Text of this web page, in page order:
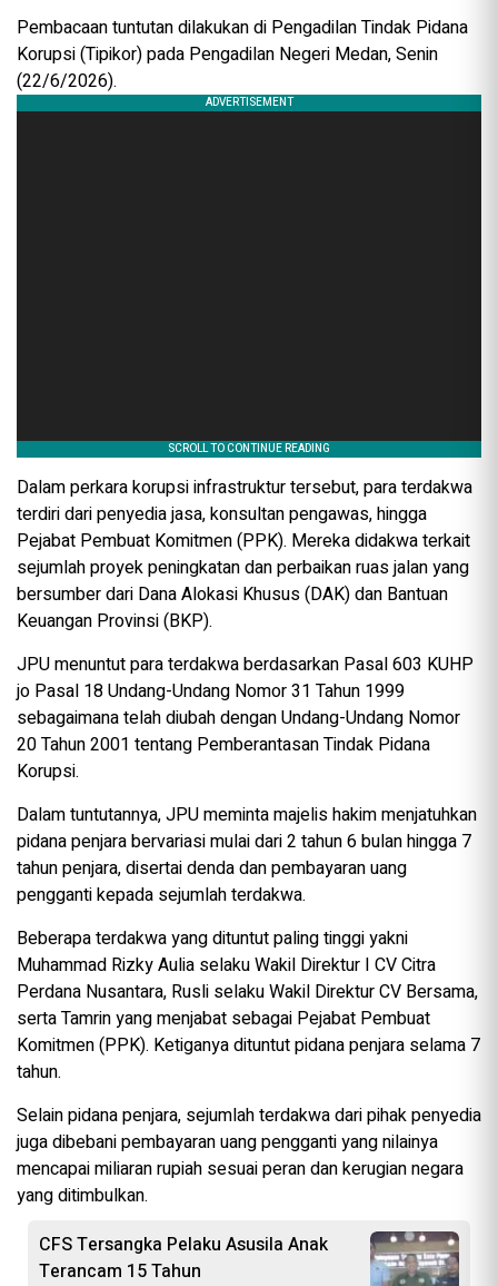
Pembacaan tuntutan dilakukan di Pengadilan Tindak Pidana
Korupsi (Tipikor) pada Pengadilan Negeri Medan, Senin
(22/6/2026).
Dalam perkara korupsi infrastruktur tersebut, para terdakwa
terdiri dari penyedia jasa, konsultan pengawas, hingga
Pejabat Pembuat Komitmen (PPK). Mereka didakwa terkait
sejumlah proyek peningkatan dan perbaikan ruas jalan yang
bersumber dari Dana Alokasi Khusus (DAK) dan Bantuan
Keuangan Provinsi (BKP).
JPU menuntut para terdakwa berdasarkan Pasal 603 KUHP
jo Pasal 18 Undang-Undang Nomor 31 Tahun 1999
sebagaimana telah diubah dengan Undang-Undang Nomor
20 Tahun 2001 tentang Pemberantasan Tindak Pidana
Korupsi.
Dalam tuntutannya, JPU meminta majelis hakim menjatuhkan
pidana penjara bervariasi mulai dari 2 tahun 6 bulan hingga 7
tahun penjara, disertai denda dan pembayaran uang
pengganti kepada sejumlah terdakwa.
Beberapa terdakwa yang dituntut paling tinggi yakni
Muhammad Rizky Aulia selaku Wakil Direktur I CV Citra
Perdana Nusantara, Rusli selaku Wakil Direktur CV Bersama,
serta Tamrin yang menjabat sebagai Pejabat Pembuat
Komitmen (PPK). Ketiganya dituntut pidana penjara selama 7
tahun.
Selain pidana penjara, sejumlah terdakwa dari pihak penyedia
juga dibebani pembayaran uang pengganti yang nilainya
mencapai miliaran rupiah sesuai peran dan kerugian negara
yang ditimbulkan.
CFS Tersangka Pelaku Asusila Anak
Terancam 15 Tahun